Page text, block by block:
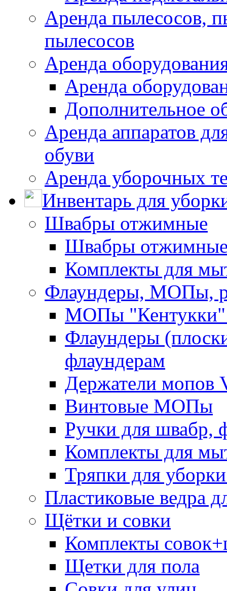
Аренда пылесосов,
пылесосов
Аренда
Аренда
Дополнительное
Аренда аппаратов
обуви
Аренда уборочных
Инвентарь для
Швабры отжимные
Швабры
Комплекты для
Флаундеры, МОПы,
МОПы "Кентукки"
Флаундеры
флаундерам
Держатели мопов
Винтовые МОПы
Ручки для швабр,
Комплекты для
Тряпки для
Пластиковые ведра
Щётки и совки
Комплекты
Щетки для пола